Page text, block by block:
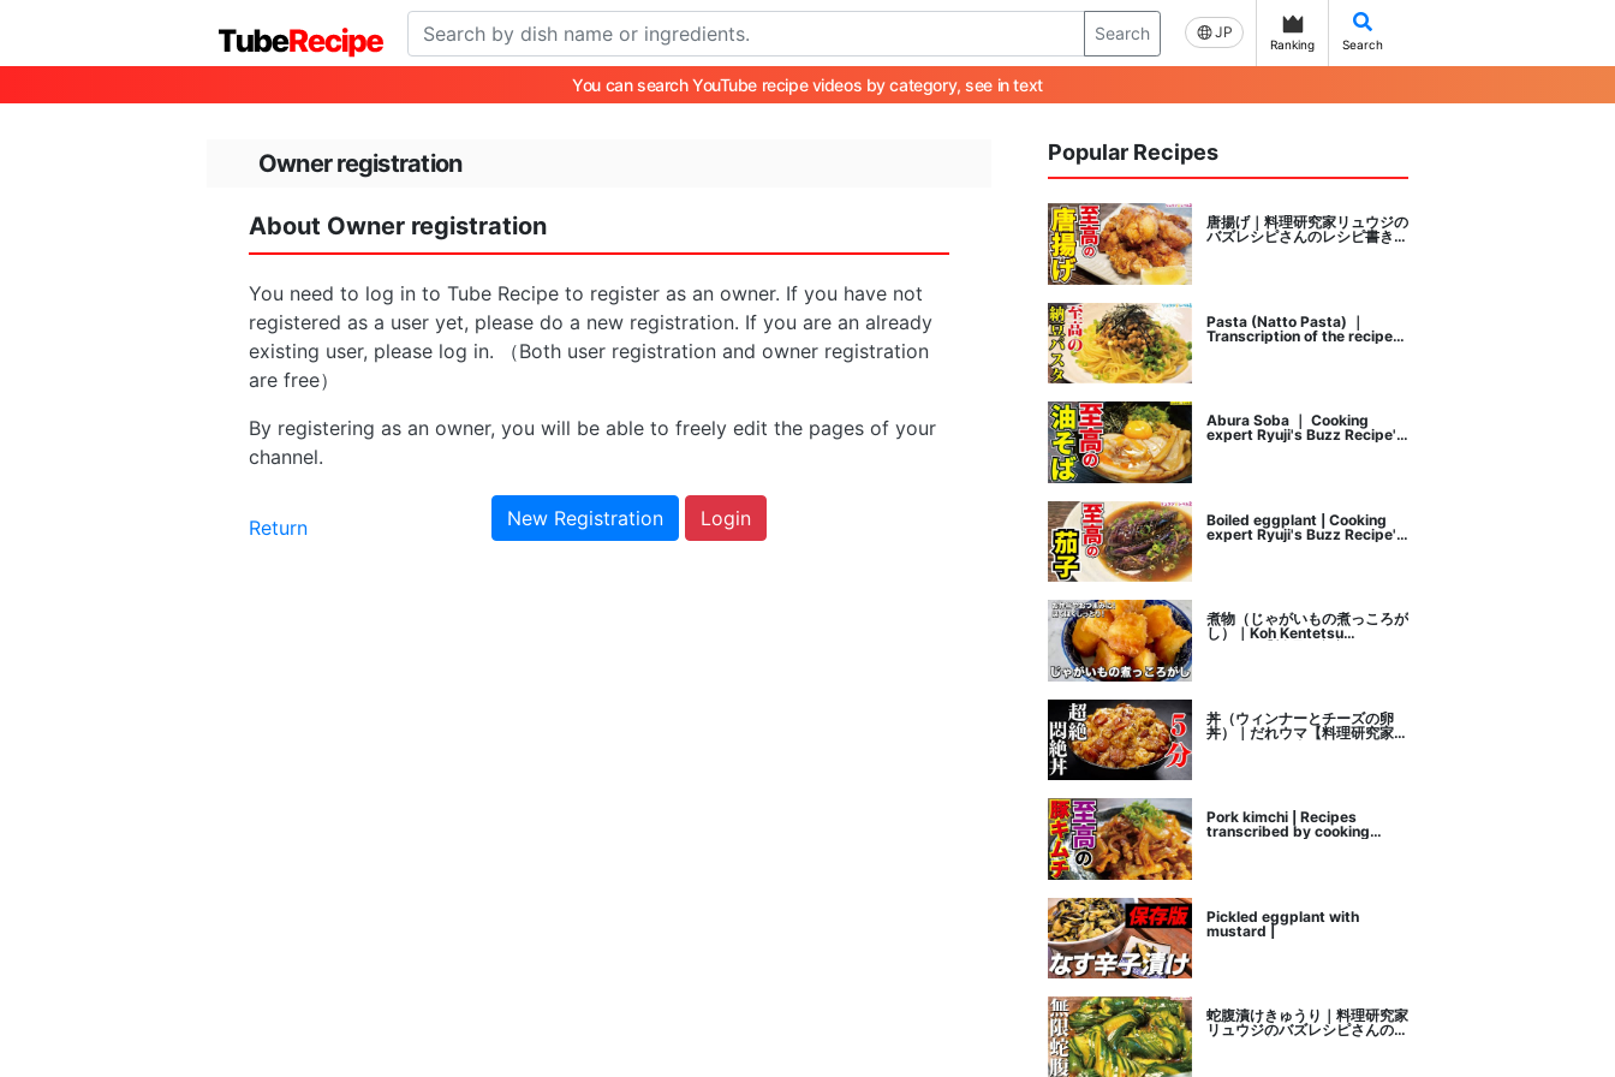
Search JP
Ranking Search
You can search YouTube recipe videos by category, see in text
Owner registration
About Owner registration
You need to log in to Tube Recipe to register as an owner. If you have not
registered as a user yet, please do a new registration. If you are an already
existing user, please log in. （Both user registration and owner registration
are free）
By registering as an owner, you will be able to freely edit the pages of your
channel.
Return New Registration Login
Popular Recipes
唐揚げ｜料理研究家リュウジの
バズレシピさんのレシピ書き起
Pasta (Natto Pasta) ｜
Transcription of the recipe
by Ryuji's buzz recipe, a
Abura Soba ｜ Cooking
expert Ryuji's Buzz Recipe's
Boiled eggplant | Cooking
expert Ryuji's Buzz Recipe's
recipe transcription
煮物（じゃがいもの煮っころが
し）｜Koh Kentetsu
丼（ウィンナーとチーズの卵
丼）｜だれウマ【料理研究家】
さんのレシピ書き起こし
Pork kimchi | Recipes
transcribed by cooking
Pickled eggplant with
mustard |
蛇腹漬けきゅうり｜料理研究家
リュウジのバズレシピさんのレ